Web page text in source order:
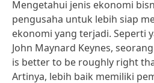
Mengetahui jenis ekonomi
pengusaha untuk lebih siap
ekonomi yang terjadi. Seperti
John Maynard Keynes,
is better to be roughly right
Artinya, lebih baik memiliki